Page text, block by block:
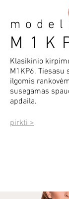
Klasikinio
M1KP6.
ilgomis
susegamas
apdaila.
pirkti >